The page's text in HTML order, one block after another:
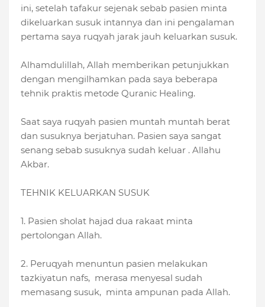
ini, setelah tafakur sejenak sebab pasien minta
dikeluarkan susuk intannya dan ini pengalaman
pertama saya ruqyah jarak jauh keluarkan susuk.
Alhamdulillah, Allah memberikan petunjukkan
dengan mengilhamkan pada saya beberapa
tehnik praktis metode Quranic Healing.
Saat saya ruqyah pasien muntah muntah berat
dan susuknya berjatuhan. Pasien saya sangat
senang sebab susuknya sudah keluar . Allahu
Akbar.
TEHNIK KELUARKAN SUSUK
1. Pasien sholat hajad dua rakaat minta
pertolongan Allah.
2. Peruqyah menuntun pasien melakukan
tazkiyatun nafs, merasa menyesal sudah
memasang susuk, minta ampunan pada Allah.